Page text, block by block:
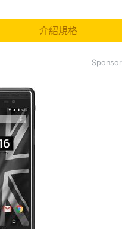
介紹規格
Sponsor